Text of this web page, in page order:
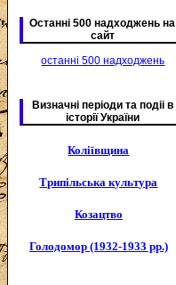
Останні 500 надходжень на
сайт
останні 500 надходжень
Визначні періоди та подіі в
історії України
Коліївщина
Трипільська культура
Козацтво
Голодомор (1932-1933 рр.)